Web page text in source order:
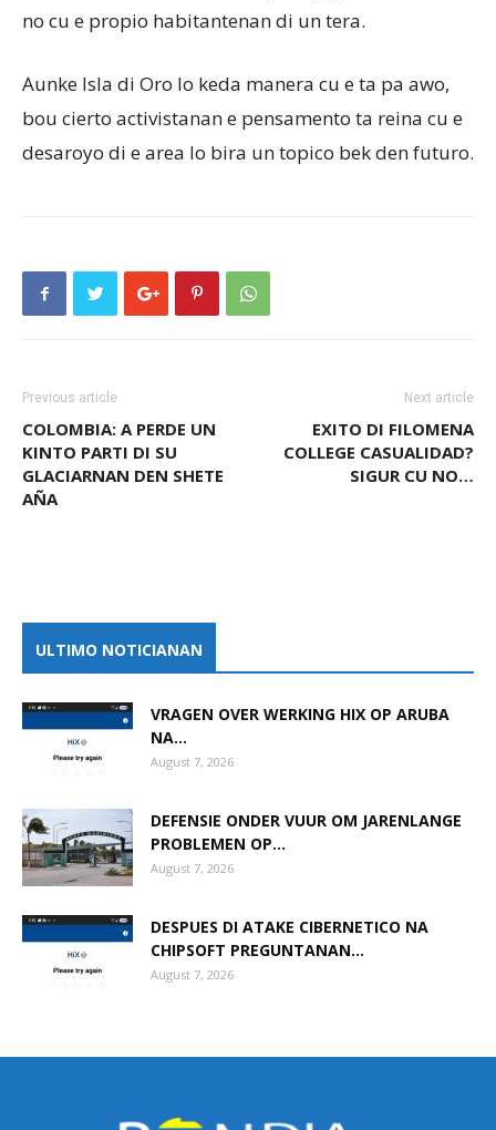
no cu e propio habitantenan di un tera.
Aunke Isla di Oro lo keda manera cu e ta pa awo,
bou cierto activistanan e pensamento ta reina cu e
desaroyo di e area lo bira un topico bek den futuro.
Previous article
COLOMBIA: A PERDE UN
KINTO PARTI DI SU
GLACIARNAN DEN SHETE
AÑA
Next article
EXITO DI FILOMENA
COLLEGE CASUALIDAD?
SIGUR CU NO…
ULTIMO NOTICIANAN
VRAGEN OVER WERKING HIX OP ARUBA
NA...
August 7, 2026
DEFENSIE ONDER VUUR OM JARENLANGE
PROBLEMEN OP...
August 7, 2026
DESPUES DI ATAKE CIBERNETICO NA
CHIPSOFT PREGUNTANAN...
August 7, 2026